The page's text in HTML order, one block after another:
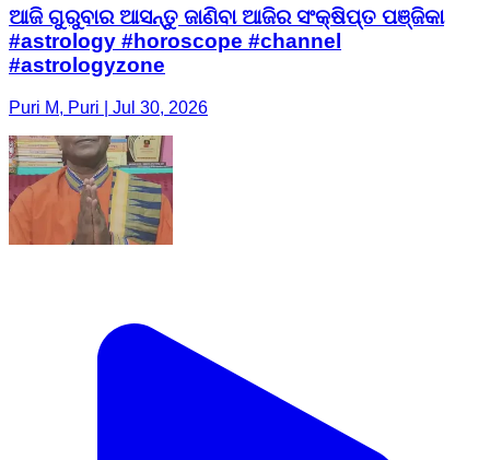
ଆଜି ଗୁରୁବାର ଆସନ୍ତୁ ଜାଣିବା ଆଜିର ସଂକ୍ଷିପ୍ତ ପଞ୍ଜିକା
#astrology #horoscope #channel
#astrologyzone
Puri M, Puri | Jul 30, 2026